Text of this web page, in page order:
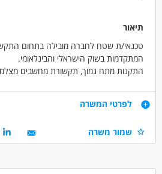
תיאור
טכנאי/ת שטח לחברה מובילה בתחום
המתקדמות בשוק הישראלי והבינלאומי.
התקנות מתח נמוך, תקשורת מחשבים
ישנה אפשרות להכשרה במקום.
דרישות
רישיון נהיגה - יתרון
לפרטי המשרה
שמור משרה